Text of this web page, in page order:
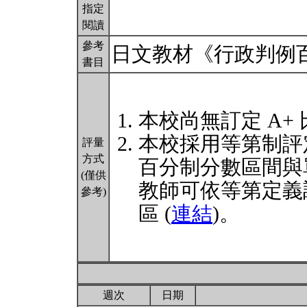
指定
閱讀
參考
書目
日文教材《行政判
評量
方式
(僅供
參考)
本校尚無訂定 A+
本校採用等第制
百分制分數區間
教師可依等第定
區 (連結)。
週次 日期